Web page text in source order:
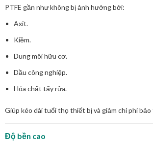
PTFE gần như không bị ảnh hưởng bởi:
Axit.
Kiềm.
Dung môi hữu cơ.
Dầu công nghiệp.
Hóa chất tẩy rửa.
Giúp kéo dài tuổi thọ thiết bị và giảm chi phí bảo
Độ bền cao